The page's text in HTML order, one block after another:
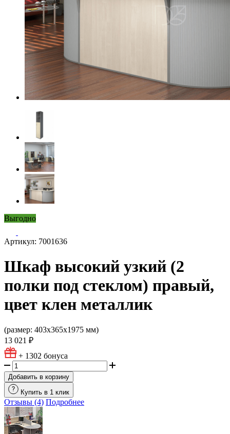
Выгодно
Артикул: 7001636
Шкаф высокий узкий (2
полки под стеклом) правый,
цвет клен металлик
(размер: 403х365х1975 мм)
13 021 ₽
+ 1302 бонуса
Добавить в корзину
Купить в 1 клик
Отзывы (4) Подробнее